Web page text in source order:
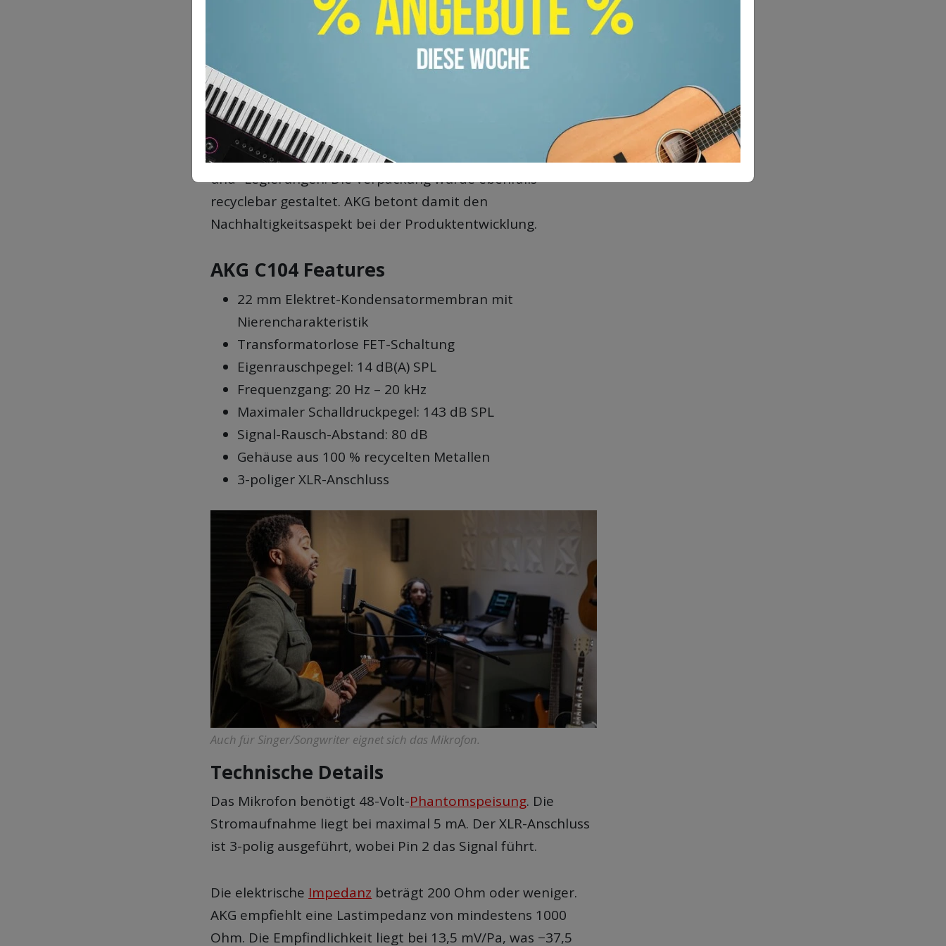
: Günstiges Mikrofon im Check
: Kondensatormikrofon für Einsteiger & mehr
: Der Budget-Hit der Kleinmembran-Mikrofone
AKG K52 Test
AKG Ara Test
Das Gehäuse besteht aus 100 % recycelten PIR-Metallen
und -Legierungen. Die Verpackung wurde ebenfalls
recyclebar gestaltet. AKG betont damit den
Nachhaltigkeitsaspekt bei der Produktentwicklung.
AKG C104 Features
22 mm Elektret-Kondensatormembran mit
Nierencharakteristik
Transformatorlose FET-Schaltung
Eigenrauschpegel: 14 dB(A) SPL
Frequenzgang: 20 Hz – 20 kHz
Maximaler Schalldruckpegel: 143 dB SPL
Signal-Rausch-Abstand: 80 dB
Gehäuse aus 100 % recycelten Metallen
3-poliger XLR-Anschluss
Auch für Singer/Songwriter eignet sich das Mikrofon.
Technische Details
Das Mikrofon benötigt 48-Volt-Phantomspeisung. Die
Stromaufnahme liegt bei maximal 5 mA. Der XLR-Anschluss
ist 3-polig ausgeführt, wobei Pin 2 das Signal führt.
Die elektrische Impedanz beträgt 200 Ohm oder weniger.
AKG empfiehlt eine Lastimpedanz von mindestens 1000
Ohm. Die Empfindlichkeit liegt bei 13,5 mV/Pa, was −37,5